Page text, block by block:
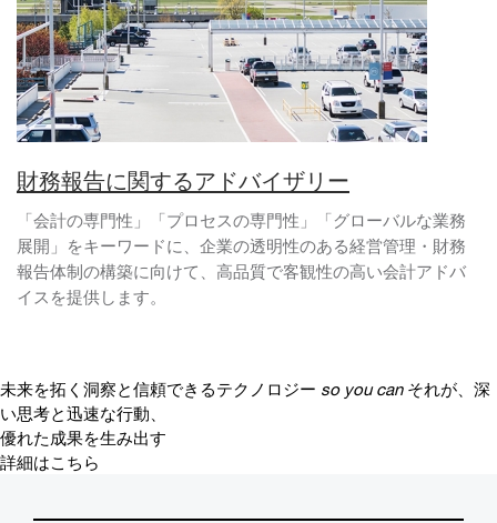
財務報告に関するアドバイザリー
「会計の専門性」「プロセスの専門性」「グローバルな業務
展開」をキーワードに、企業の透明性のある経営管理・財務
報告体制の構築に向けて、高品質で客観性の高い会計アドバ
イスを提供します。
未来を拓く洞察と信頼できるテクノロジー so you can それが、深
い思考と迅速な行動、
優れた成果を生み出す
詳細はこちら